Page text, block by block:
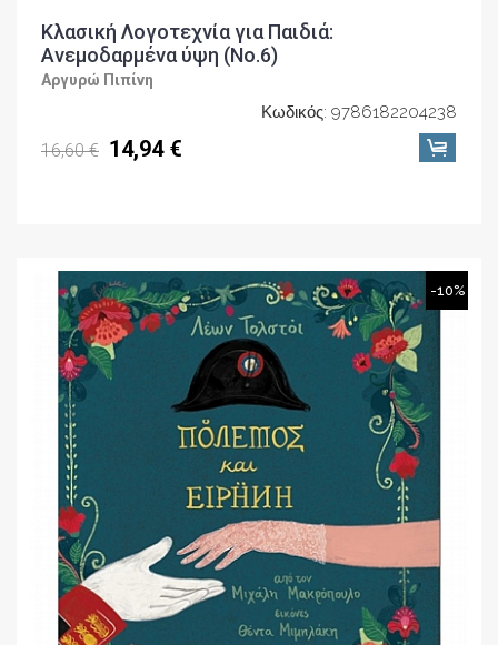
Κλασική Λογοτεχνία για Παιδιά:
Ανεμοδαρμένα ύψη (No.6)
Αργυρώ Πιπίνη
Κωδικός: 9786182204238
16,60 € 14,94 €
-10%